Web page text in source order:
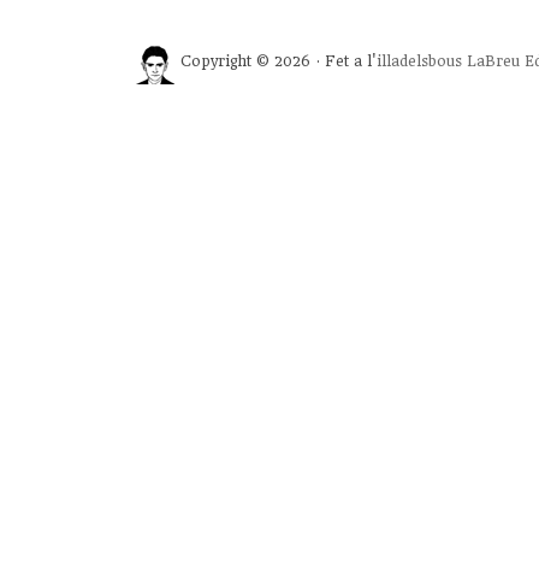
Copyright © 2026 · Fet a l'illadelsbous LaBreu